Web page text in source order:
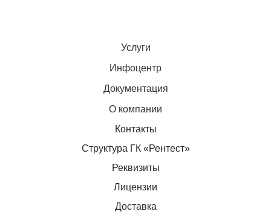
Услуги
Инфоцентр
Документация
О компании
Контакты
Структура ГК «Рентест»
Реквизиты
Лицензии
Доставка